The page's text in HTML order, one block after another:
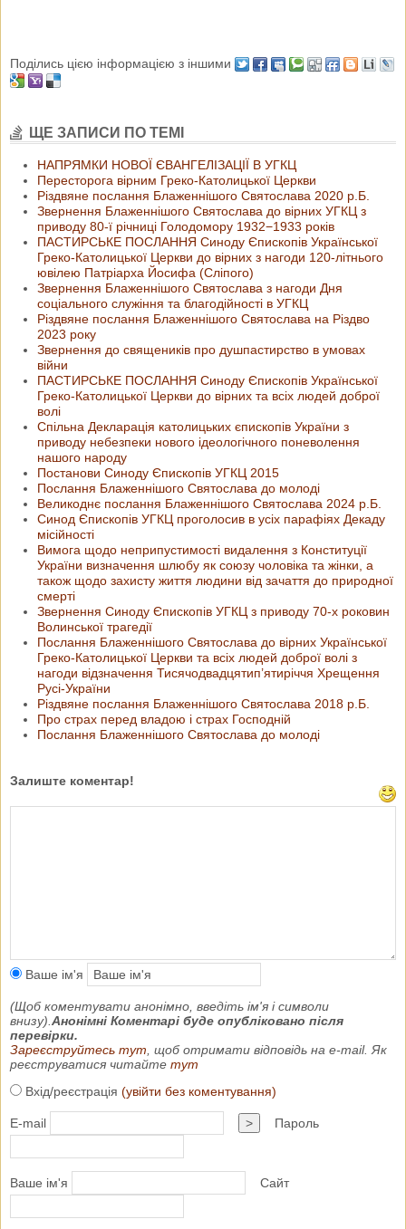
Поділись цією інформацією з іншими
ЩЕ ЗАПИСИ ПО ТЕМІ
НАПРЯМКИ НОВОЇ ЄВАНГЕЛІЗАЦІЇ В УГКЦ
Пересторога вірним Греко-Католицької Церкви
Різдвяне послання Блаженнішого Святослава 2020 р.Б.
Звернення Блаженнішого Святослава до вірних УГКЦ з
приводу 80-ї річниці Голодомору 1932−1933 років
ПАСТИРСЬКЕ ПОСЛАННЯ Синоду Єпископів Української
Греко-Католицької Церкви до вірних з нагоди 120-літнього
ювілею Патріарха Йосифа (Сліпого)
Звернення Блаженнішого Святослава з нагоди Дня
соціального служіння та благодійності в УГКЦ
Різдвяне послання Блаженнішого Святослава на Різдво
2023 року
Звернення до священиків про душпастирство в умовах
війни
ПАСТИРСЬКЕ ПОСЛАННЯ Синоду Єпископів Української
Греко-Католицької Церкви до вірних та всіх людей доброї
волі
Спільна Декларація католицьких єпископів України з
приводу небезпеки нового ідеологічного поневолення
нашого народу
Постанови Синоду Єпископів УГКЦ 2015
Послання Блаженнішого Святослава до молоді
Великоднє послання Блаженнішого Святослава 2024 р.Б.
Синод Єпископів УГКЦ проголосив в усіх парафіях Декаду
місійності
Вимога щодо неприпустимості видалення з Конституції
України визначення шлюбу як союзу чоловіка та жінки, а
також щодо захисту життя людини від зачаття до природної
смерті
Звернення Синоду Єпископів УГКЦ з приводу 70-х роковин
Волинської трагедії
Послання Блаженнішого Святослава до вірних Української
Греко-Католицької Церкви та всіх людей доброї волі з
нагоди відзначення Тисячодвадцятип’ятиріччя Хрещення
Русі-України
Різдвяне послання Блаженнішого Святослава 2018 р.Б.
Про страх перед владою і страх Господній
Послання Блаженнішого Святослава до молоді
Залиште коментар!
Ваше ім'я
(Щоб коментувати анонімно, введіть ім'я і символи
внизу). Анонімні Коментарі буде опубліковано після
перевірки.
Зареєструйтесь тут , щоб отримати відповідь на e-mail. Як
реєструватися читайте тут
Вхід/реєстрація (увійти без коментування)
E-mail > Пароль
Ваше ім'я Сайт